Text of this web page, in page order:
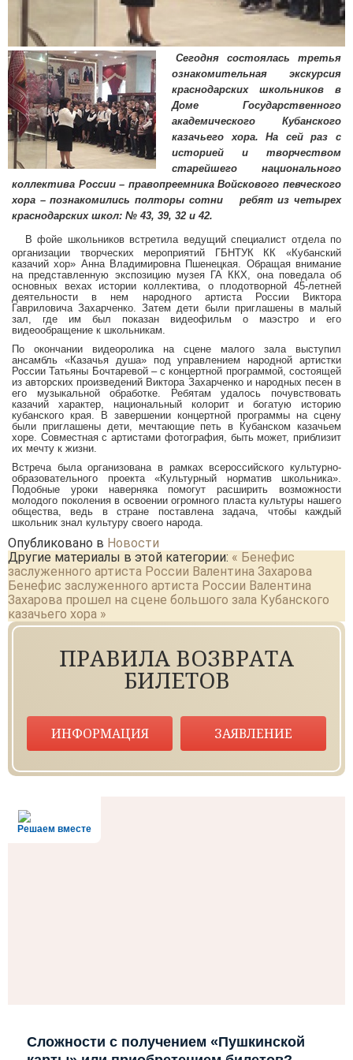
XXXV КРАЕВОЙ ФЕСТИВАЛЬ ДЕТСКИХ
«КУБАНСКИЙ КАЗАЧОК»
VI ОТКРЫТЫЙ КРАЕВОЙ КОНКУРС «НАСЛЕДНИКИ
III КРАЕВОЙ ВОКАЛЬНЫЙ КОНКУРС «ГОЛОС КУБАНИ»
XXVIII ВСЕРОССИЙСКИЙ ФЕСТИВАЛЬ ФОЛЬКЛОРНЫХ
«КУБАНСКИЙ КАЗАЧОК»
XXII КУБАНСКИЙ ФЕСТИВАЛЬ ПРАВОСЛАВНОЙ
"ВЕЛИЧАЙ, ДУШЕ МОЯ"
ДОКУМЕНТЫ ФЕСТИВАЛЕЙ
НОВОСТИ
УСЛУГИ
БОЛЬШОЙ ЗАЛ
МАЛЫЙ ЗАЛ
ФОЙЕ
ОРГАНИЗАЦИЯ МЕРОПРИЯТИЙ
АБОНЕМЕНТ
АФИША
ВИДЕО
ДОКУМЕНТЫ
КОНТАКТЫ
Сегодня состоялась третья
ознакомительная экскурсия
краснодарских школьников в
Доме Государственного
академического Кубанского
казачьего хора. На сей раз с
историей и творчеством
старейшего национального
коллектива России – правопреемника Войскового певческого
хора – познакомились полторы сотни
ребят из четырех
краснодарских школ: № 43, 39, 32 и 42.
В фойе школьников встретила ведущий специалист отдела по
организации творческих мероприятий ГБНТУК КК «Кубанский
казачий хор» Анна Владимировна Пшенецкая. Обращая внимание
на представленную экспозицию музея ГА ККХ, она поведала об
основных вехах истории коллектива, о плодотворной 45-летней
деятельности в нем народного артиста России Виктора
Гавриловича Захарченко. Затем дети были приглашены в малый
зал, где им был показан видеофильм о маэстро и его
видеообращение к школьникам.
По окончании видеоролика на сцене малого зала выступил
ансамбль «Казачья душа» под управлением народной артистки
России Татьяны Бочтаревой – с концертной программой, состоящей
из авторских произведений Виктора Захарченко и народных песен в
его музыкальной обработке. Ребятам удалось почувствовать
казачий характер, национальный колорит и богатую историю
кубанского края. В завершении концертной программы на сцену
были приглашены дети, мечтающие петь в Кубанском казачьем
хоре. Совместная с артистами фотография, быть может, приблизит
их мечту к жизни.
Встреча была организована в рамках всероссийского культурно-
образовательного проекта «Культурный норматив школьника».
Подобные уроки наверняка помогут расширить возможности
молодого поколения в освоении огромного пласта культуры нашего
общества, ведь в стране поставлена задача, чтобы каждый
школьник знал культуру своего народа.
Опубликовано в Новости
Другие материалы в этой категории: « Бенефис
заслуженного артиста России Валентина Захарова
Бенефис заслуженного артиста России Валентина
Захарова прошел на сцене большого зала Кубанского
казачьего хора »
ПРАВИЛА ВОЗВРАТА
БИЛЕТОВ
ИНФОРМАЦИЯ ЗАЯВЛЕНИЕ
Решаем вместе
Сложности с получением «Пушкинской